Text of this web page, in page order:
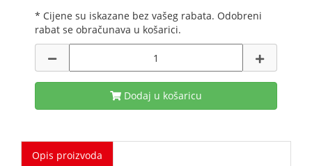
* Cijene su iskazane bez vašeg rabata. Odobreni
rabat se obračunava u košarici.
Dodaj u košaricu
Opis proizvoda